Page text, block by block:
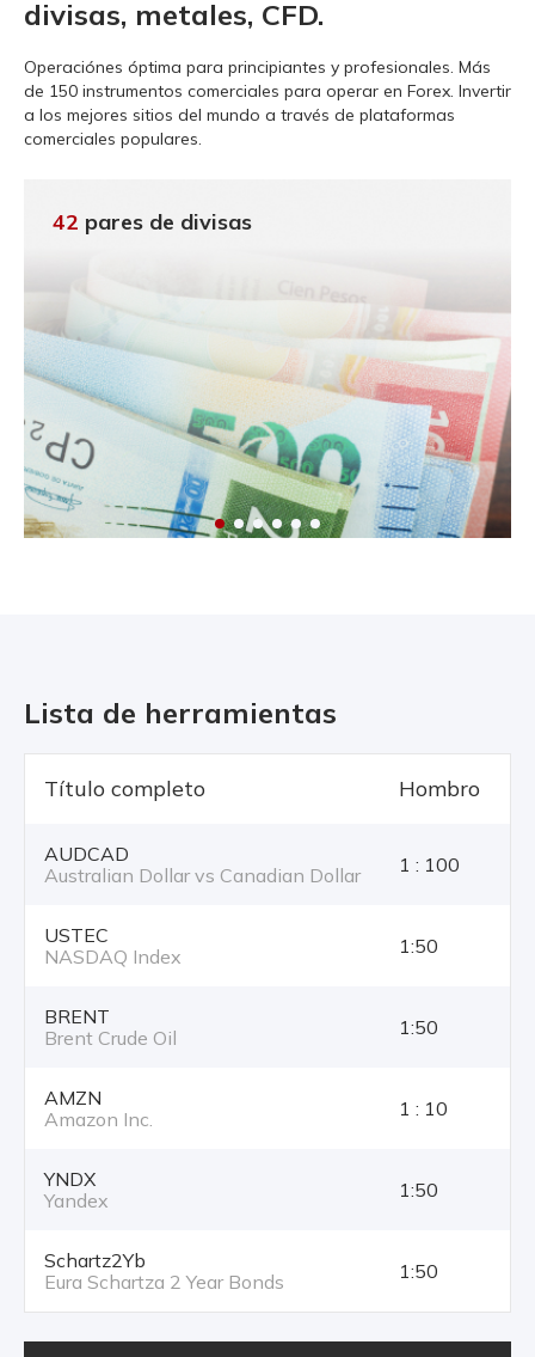
divisas, metales, CFD.
Operaciónes óptima para principiantes y profesionales. Más
de 150 instrumentos comerciales para operar en Forex. Invertir
a los mejores sitios del mundo a través de plataformas
comerciales populares.
42 pares de divisas
Lista de herramientas
Título completo Hombro
AUDCAD
Australian Dollar vs Canadian Dollar
1 : 100
USTEC
NASDAQ Index
1:50
BRENT
Brent Crude Oil
1:50
AMZN
Amazon Inc.
1 : 10
YNDX
Yandex
1:50
Schartz2Yb
Eura Schartza 2 Year Bonds
1:50